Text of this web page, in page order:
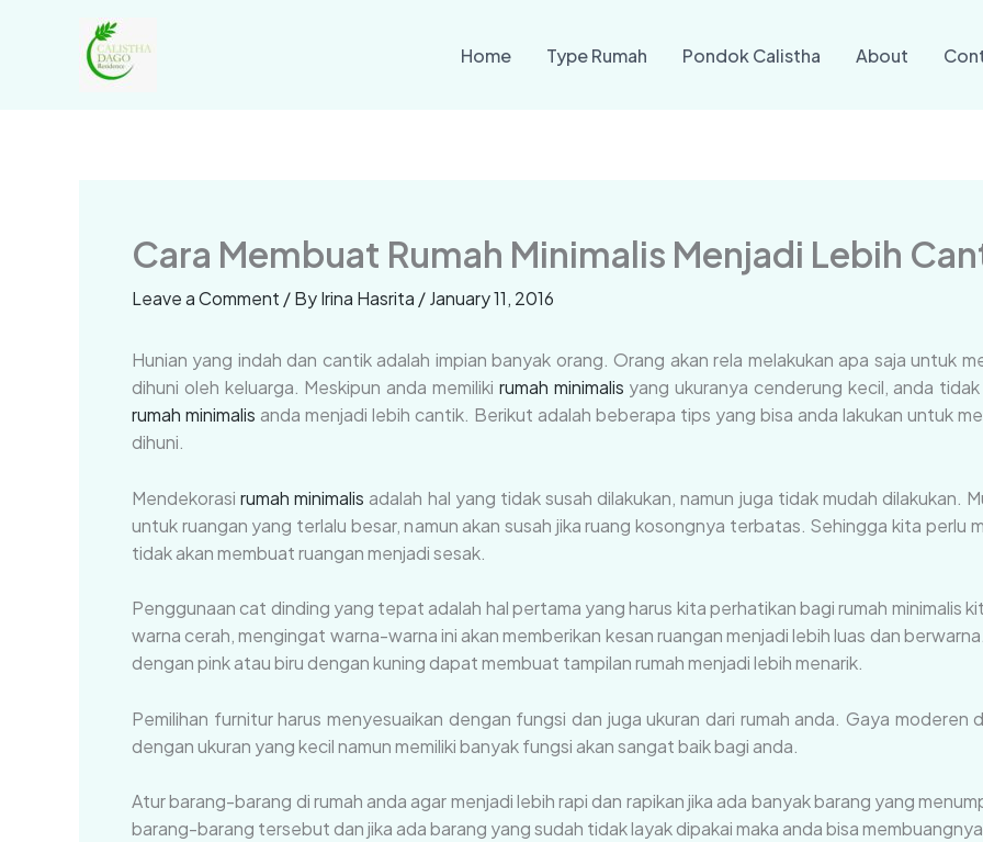
Home Type Rumah Pondok Calistha About
Cara Membuat Rumah Minimalis Menjadi Lebih
Leave a Comment / ByIrina Hasrita /January 11, 2016
Hunian yang indah dan cantik adalah impian banyak orang. Orang akan rela melakukan apa saja untuk
dihuni oleh keluarga. Meskipun anda memiliki rumah minimalis yang ukuranya cenderung kecil, anda
rumah minimalis anda menjadi lebih cantik. Berikut adalah beberapa tips yang bisa anda lakukan untuk
dihuni.
Mendekorasirumah minimalis adalah hal yang tidak susah dilakukan, namun juga tidak mudah dilakukan.
untuk ruangan yang terlalu besar, namun akan susah jika ruang kosongnya terbatas. Sehingga kita perlu
tidak akan membuat ruangan menjadi sesak.
Penggunaan cat dinding yang tepat adalah hal pertama yang harus kita perhatikan bagi rumah minimalis
warna cerah, mengingat warna-warna ini akan memberikan kesan ruangan menjadi lebih luas dan
dengan pink atau biru dengan kuning dapat membuat tampilan rumah menjadi lebih menarik.
Pemilihan furnitur harus menyesuaikan dengan fungsi dan juga ukuran dari rumah anda. Gaya moderen
dengan ukuran yang kecil namun memiliki banyak fungsi akan sangat baik bagi anda.
Atur barang-barang di rumah anda agar menjadi lebih rapi dan rapikan jika ada banyak barang yang
barang-barang tersebut dan jika ada barang yang sudah tidak layak dipakai maka anda bisa